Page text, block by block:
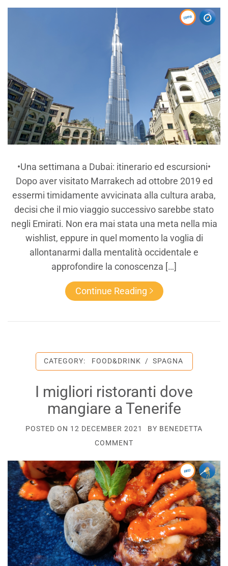
•Una settimana a Dubai: itinerario ed escursioni•
Dopo aver visitato Marrakech ad ottobre 2019 ed
essermi timidamente avvicinata alla cultura araba,
decisi che il mio viaggio successivo sarebbe stato
negli Emirati. Non era mai stata una meta nella mia
wishlist, eppure in quel momento la voglia di
allontanarmi dalla mentalità occidentale e
approfondire la conoscenza […]
Continue Reading
CATEGORY: FOOD&DRINK / SPAGNA
I migliori ristoranti dove
mangiare a Tenerife
POSTED ON 12 DECEMBER 2021 BY BENEDETTA
COMMENT